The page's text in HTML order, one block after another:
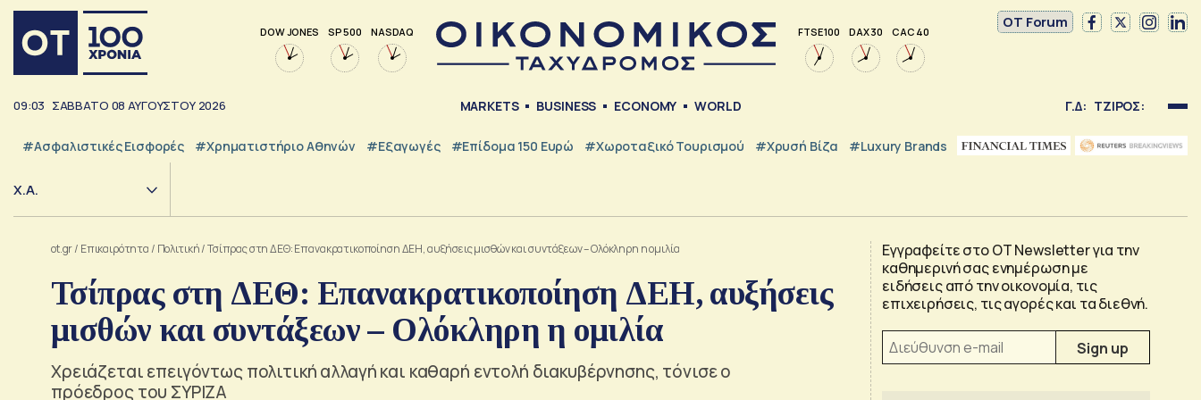
DOW JONES SP 500 NASDAQ FTSE 100 DAX 30 CAC 40
OT Forum
09:03 ΣΑΒΒΑΤΟ 08 ΑΥΓΟΥΣΤΟΥ 2026 MARKETS BUSINESS ECONOMY WORLD Γ.Δ: ΤΖΙΡΟΣ:
#Ασφαλιστικές Εισφορές #Χρηματιστήριο Αθηνών #εξαγωγές #Επίδομα 150 Ευρώ #Χωροταξικό Τουρισμού #Χρυσή Βίζα #luxury Brands
Χ.Α.
ot.gr/ Επικαιρότητα / Πολιτική/Τσίπρας στη ΔΕΘ: Επανακρατικοποίηση ΔΕΗ, αυξήσεις μισθών και συντάξεων – Ολόκληρη η ομιλία
Τσίπρας στη ΔΕΘ: Επανακρατικοποίηση ΔΕΗ, αυξήσεις
μισθών και συντάξεων – Ολόκληρη η ομιλία
Xρειάζεται επειγόντως πολιτική αλλαγή και καθαρή εντολή διακυβέρνησης, τόνισε ο
πρόεδρος του ΣΥΡΙΖΑ
Εγγραφείτε στο OT Newsletter για την
καθημερινή σας ενημέρωση με
ειδήσεις από την οικονομία, τις
επιχειρήσεις, τις αγορές και τα διεθνή.